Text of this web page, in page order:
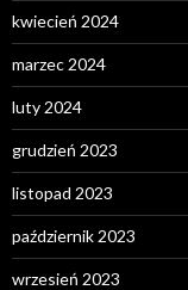
kwiecień 2024
marzec 2024
luty 2024
grudzień 2023
listopad 2023
październik 2023
wrzesień 2023